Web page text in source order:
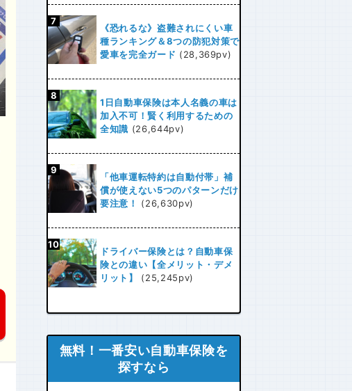
《恐れるな》盗難されにくい車
種ランキング＆8つの防犯対策で
愛車を完全ガード (28,369pv)
1日自動車保険は本人名義の車は
加入不可！賢く利用するための
全知識 (26,644pv)
「他車運転特約は自動付帯」補
償が使えない5つのパターンだけ
要注意！
(26,630pv)
ドライバー保険とは？自動車保
険との違い【全メリット・デメ
リット】
(25,245pv)
無料！一番安い自動車保険を
探すなら